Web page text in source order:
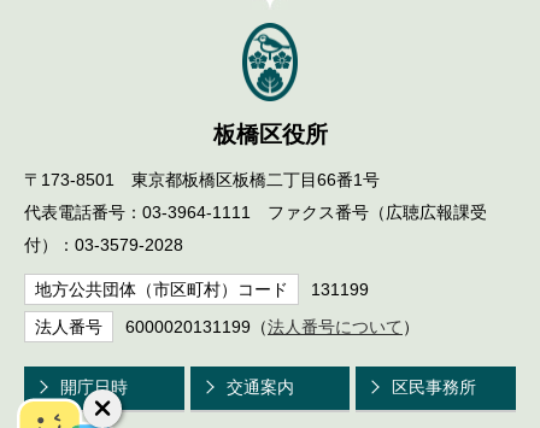
板橋区役所
〒173-8501 東京都板橋区板橋二丁目66番1号
代表電話番号：03-3964-1111 ファクス番号（広聴広報課受
付）：03-3579-2028
地方公共団体（市区町村）コード 131199
法人番号 6000020131199（法人番号について ）
開庁日時 交通案内 区民事務所